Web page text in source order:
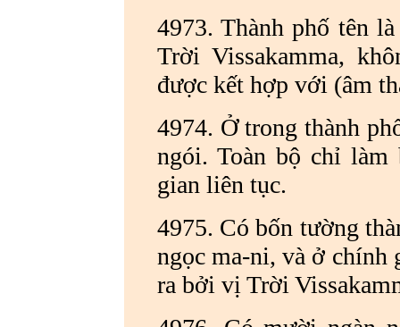
4973. Thành phố tên
Trời Vissakamma,
được kết hợp với (âm
4974. Ở trong thành
ngói. Toàn bộ chỉ làm
gian liên tục.
4975. Có bốn tường
ngọc ma-ni, và ở chính
ra bởi vị Trời